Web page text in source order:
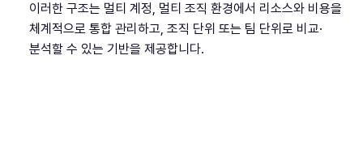
이러한 구조는 멀티 계정, 멀티 조직 환경에서 리소스와 비용을
체계적으로 통합 관리하고, 조직 단위 또는 팀 단위로 비교·
분석할 수 있는 기반을 제공합니다.